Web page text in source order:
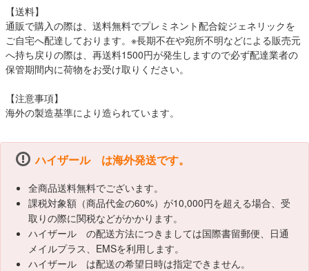
【送料】
通販で購入の際は、送料無料でプレミネント配合錠ジェネリックを
ご自宅へ配達しております。※長期不在や宛所不明などによる販売元
へ持ち戻りの際は、再送料1500円が発生しますので必ず配達業者の
保管期間内に荷物をお受け取りください。
【注意事項】
海外の製造基準により造られています。
ハイザール は海外発送です。
全商品送料無料でございます。
課税対象額（商品代金の60%）が10,000円を超える場合、受
取りの際に関税などがかかります。
ハイザール の配送方法につきましては国際書留郵便、日通
メイルプラス、EMSを利用します。
ハイザール は配送の希望日時は指定できません。